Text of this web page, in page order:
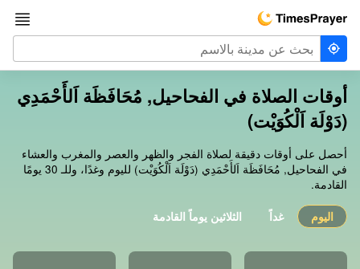
أوقات الصلاة في الفحاحيل, مُحَافَظَة اَلأَحْمَدِي
(دَوْلَة اَلْكُوَيْت)
أحصل على أوقات دقيقة لصلاة الفجر والظهر والعصر والمغرب والعشاء
في الفحاحيل, مُحَافَظَة اَلأَحْمَدِي (دَوْلَة اَلْكُوَيْت) لليوم وغدًا، وللـ 30 يومًا
القادمة.
اليوم غداً الثلاثين يوماً القادمة